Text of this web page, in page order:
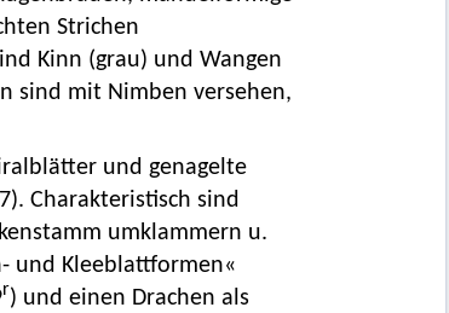
Strichen
Kinn (grau) und Wangen
sind mit Nimben versehen,
und genagelte
Charakteristisch sind
umklammern u.
und Kleeblattformen«
r) und einen Drachen als